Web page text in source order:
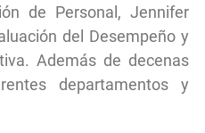
de Personal, Jennifer
del Desempeño y
Además de decenas
departamentos y